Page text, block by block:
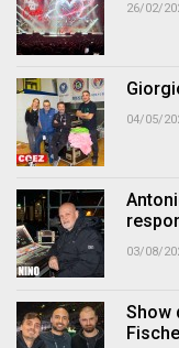
26/02/
04/05/
03/08/
Show